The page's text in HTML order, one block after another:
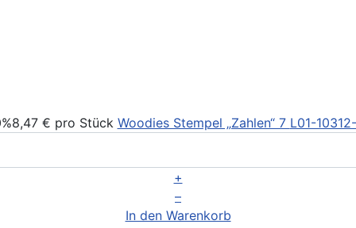
8,47 € pro Stück Woodies Stempel „Zahlen“ 7 L01-
+
–
In den Warenkorb